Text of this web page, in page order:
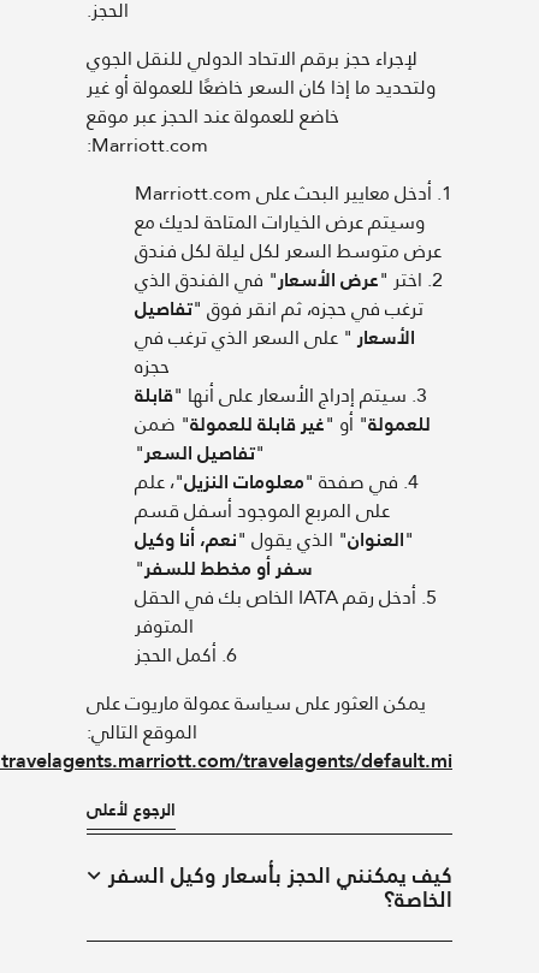
لإجراء حجز برقم الاتحاد الدولي للنقل الجوي
ما إذا كان السعر خاضعًا للعمولة أو غير
خاضع للعمولة عند الحجز عبر موقع
1. أدخل معايير البحث على Marriott.com
عرض الخيارات المتاحة لديك مع
متوسط السعر لكل ليلة لكل فندق
عرض الأسعار" في الفندق الذي
ترغب في حجزه، ثم انقر فوق "تفاصيل
" على السعر الذي ترغب في
قابلة
غير قابلة للعمولة" ضمن
تفاصيل السعر"
معلومات النزيل"، علم
على المربع الموجود أسفل قسم
" الذي يقول "نعم، أنا وكيل
سفر أو مخطط للسفر"
5. أدخل رقم IATA الخاص بك في الحقل
العثور على سياسة عمولة ماريوت على
https://www.travelagents.marriott.com/travelagents/
يمكنني الحجز بأسعار وكيل السفر